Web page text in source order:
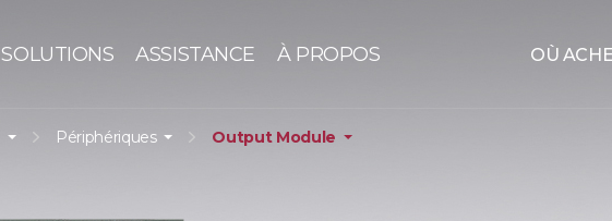
SOLUTIONS ASSISTANCE À PROPOS OÙ
Périphériques Output Module